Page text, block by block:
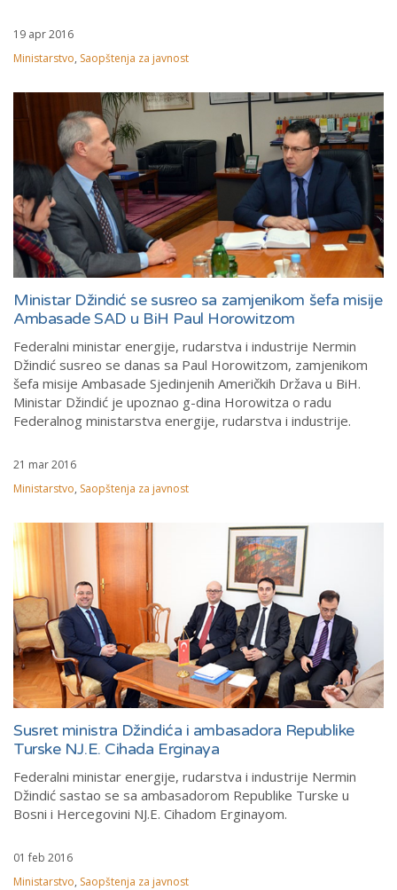
19 apr 2016
Ministarstvo, Saopštenja za javnost
Ministar Džindić se susreo sa zamjenikom šefa misije
Ambasade SAD u BiH Paul Horowitzom
Federalni ministar energije, rudarstva i industrije Nermin
Džindić susreo se danas sa Paul Horowitzom, zamjenikom
šefa misije Ambasade Sjedinjenih Američkih Država u BiH.
Ministar Džindić je upoznao g-dina Horowitza o radu
Federalnog ministarstva energije, rudarstva i industrije.
21 mar 2016
Ministarstvo, Saopštenja za javnost
Susret ministra Džindića i ambasadora Republike
Turske NJ.E. Cihada Erginaya
Federalni ministar energije, rudarstva i industrije Nermin
Džindić sastao se sa ambasadorom Republike Turske u
Bosni i Hercegovini NJ.E. Cihadom Erginayom.
01 feb 2016
Ministarstvo, Saopštenja za javnost